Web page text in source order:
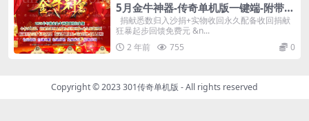
5月金牛神器-传奇单机版一键端-附带强
大GM后台-炫酷光柱-微端传奇！
捐献悉数归入沙捐+实物收回永久配备收回捐献
狂暴起步回馈免费元 &n...
2 年前
755 0
Copyright © 2023301传奇单机版 - All rights reserved